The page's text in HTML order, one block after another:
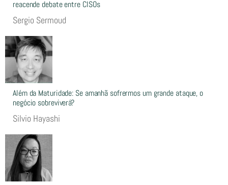
reacende debate entre CISOs
Sergio Sermoud
Além da Maturidade: Se amanhã sofrermos um grande ataque, o
negócio sobreviverá?
Silvio Hayashi